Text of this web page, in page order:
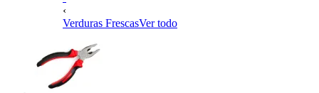
‹
Verduras FrescasVer todo